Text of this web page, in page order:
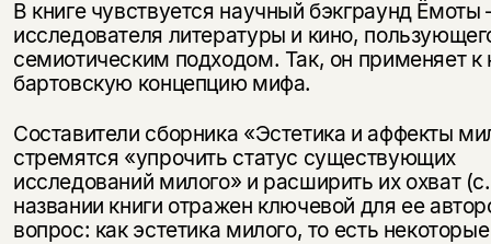
В книге чувствуется научный бэкграунд
исследователя литературы и кино,
семиотическим подходом. Так, он применяет к
бартовскую концепцию мифа.
Составители сборника «Эстетика и аффекты
стремятся «упрочить статус существующих
исследований милого» и расширить их охват
названии книги отражен ключевой для ее
вопрос: как эстетика милого, то есть некоторые